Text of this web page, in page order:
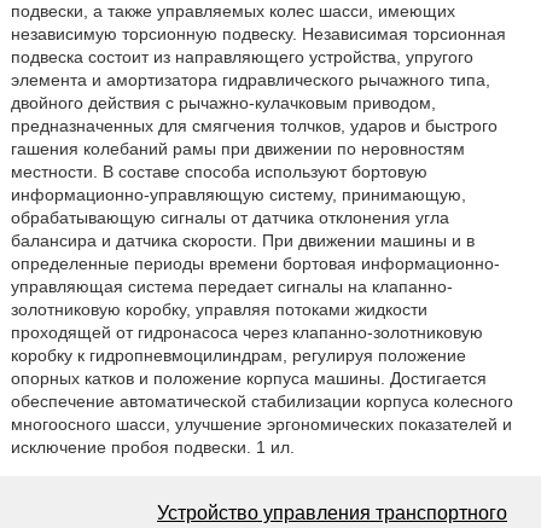
подвески, а также управляемых колес шасси, имеющих
независимую торсионную подвеску. Независимая торсионная
подвеска состоит из направляющего устройства, упругого
элемента и амортизатора гидравлического рычажного типа,
двойного действия с рычажно-кулачковым приводом,
предназначенных для смягчения толчков, ударов и быстрого
гашения колебаний рамы при движении по неровностям
местности. В составе способа используют бортовую
информационно-управляющую систему, принимающую,
обрабатывающую сигналы от датчика отклонения угла
балансира и датчика скорости. При движении машины и в
определенные периоды времени бортовая информационно-
управляющая система передает сигналы на клапанно-
золотниковую коробку, управляя потоками жидкости
проходящей от гидронасоса через клапанно-золотниковую
коробку к гидропневмоцилиндрам, регулируя положение
опорных катков и положение корпуса машины. Достигается
обеспечение автоматической стабилизации корпуса колесного
многоосного шасси, улучшение эргономических показателей и
исключение пробоя подвески. 1 ил.
Устройство управления транспортного